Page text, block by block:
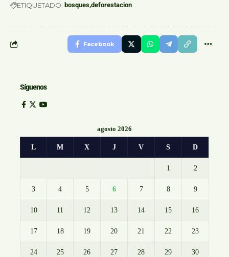
ETIQUETADO: bosques deforestacion
Facebook
Síguenos
agosto 2026
L M X J V S D
1 2
3 4 5 6 7 8 9
10 11 12 13 14 15 16
17 18 19 20 21 22 23
24 25 26 27 28 29 30